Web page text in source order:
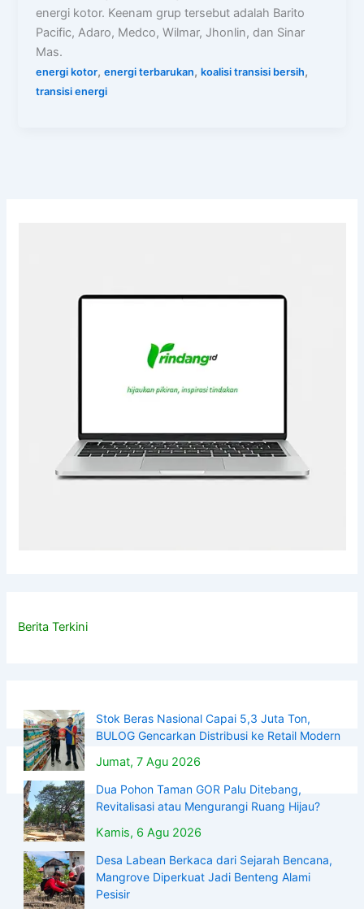
energi kotor. Keenam grup tersebut adalah Barito
Pacific, Adaro, Medco, Wilmar, Jhonlin, dan Sinar
Mas.
energi kotor,energi terbarukan,koalisi transisi bersih,
transisi energi
Berita Terkini
Stok Beras Nasional Capai 5,3 Juta Ton,
BULOG Gencarkan Distribusi ke Retail Modern
Jumat, 7 Agu 2026
Dua Pohon Taman GOR Palu Ditebang,
Revitalisasi atau Mengurangi Ruang Hijau?
Kamis, 6 Agu 2026
Desa Labean Berkaca dari Sejarah Bencana,
Mangrove Diperkuat Jadi Benteng Alami
Pesisir